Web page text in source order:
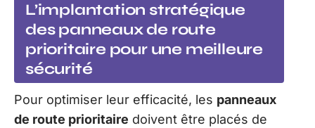
L’implantation stratégique
des panneaux de route
prioritaire pour une meilleure
sécurité
Pour optimiser leur efficacité, les panneaux
de route prioritaire doivent être placés de